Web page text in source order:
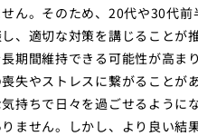
ん。そのため、20代や30代
、適切な対策を講じること
期間維持できる可能性が高
失やストレスに繋がること
持ちで日々を過ごせるように
ません。しかし、より良い結